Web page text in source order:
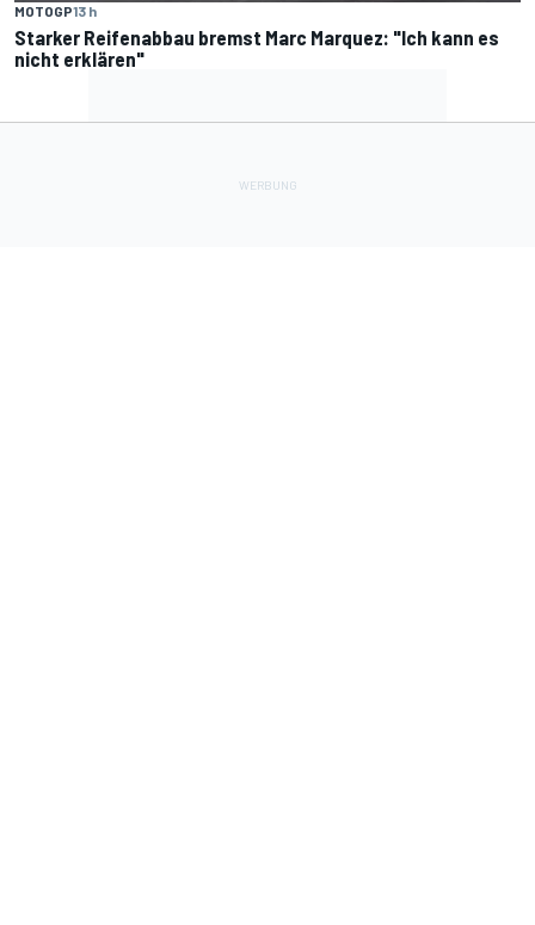
MOTOGP13 h
Starker Reifenabbau bremst Marc Marquez: "Ich kann es
nicht erklären"